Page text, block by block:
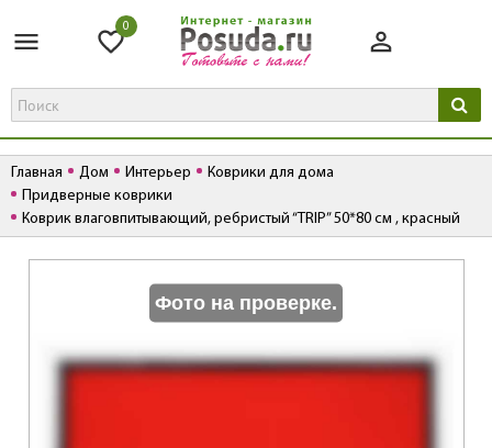
0
Главная Дом Интерьер
Коврики для дома
Придверные коврики
Коврик влаговпитывающий, ребристый “TRIP” 50*80 см , красный
Фото на проверке.